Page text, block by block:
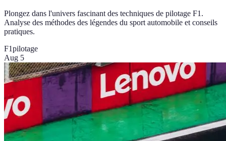
Plongez dans l'univers fascinant des techniques de pilotage F1.
Analyse des méthodes des légendes du sport automobile et conseils
pratiques.
F1pilotage
Aug 5